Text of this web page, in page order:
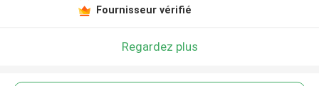
Fournisseur vérifié
Regardez plus